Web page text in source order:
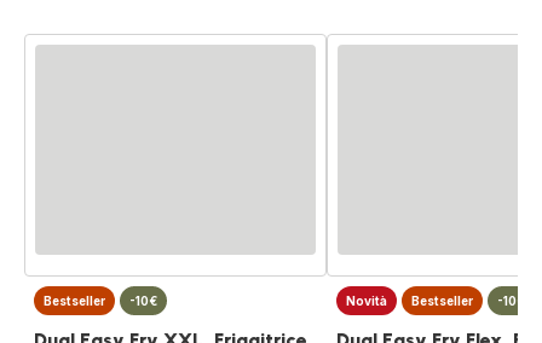
Bestseller -10€ Novità Bestseller -10€